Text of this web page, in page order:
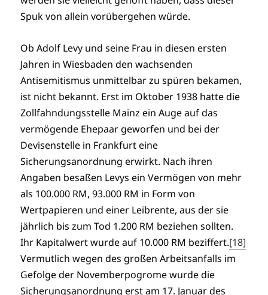
Spuk von allein vorübergehen würde.
Ob Adolf Levy und seine Frau in diesen ersten
Jahren in Wiesbaden den wachsenden
Antisemitismus unmittelbar zu spüren bekamen,
ist nicht bekannt. Erst im Oktober 1938 hatte die
Zollfahndungsstelle Mainz ein Auge auf das
vermögende Ehepaar geworfen und bei der
Devisenstelle in Frankfurt eine
Sicherungsanordnung erwirkt. Nach ihren
Angaben besaßen Levys ein Vermögen von mehr
als 100.000 RM, 93.000 RM in Form von
Wertpapieren und einer Leibrente, aus der sie
jährlich bis zum Tod 1.200 RM beziehen sollten.
Ihr Kapitalwert wurde auf 10.000 RM beziffert.[18]
Vermutlich wegen des großen Arbeitsanfalls im
Gefolge der Novemberpogrome wurde die
Sicherungsanordnung erst am 17. Januar des